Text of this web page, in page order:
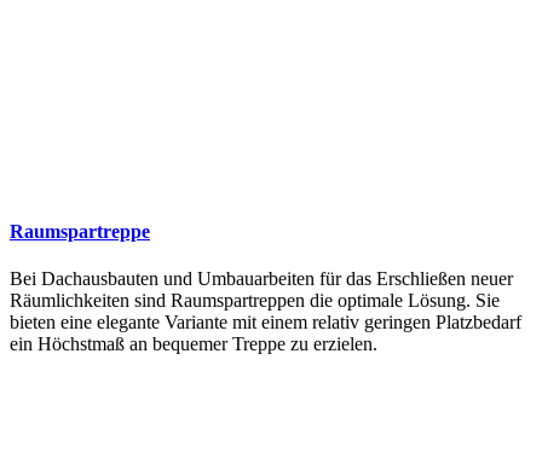
Raumspartreppe
Bei Dachausbauten und Umbauarbeiten für das Erschließen neuer
Räumlichkeiten sind Raumspartreppen die optimale Lösung. Sie
bieten eine elegante Variante mit einem relativ geringen Platzbedarf
ein Höchstmaß an bequemer Treppe zu erzielen.